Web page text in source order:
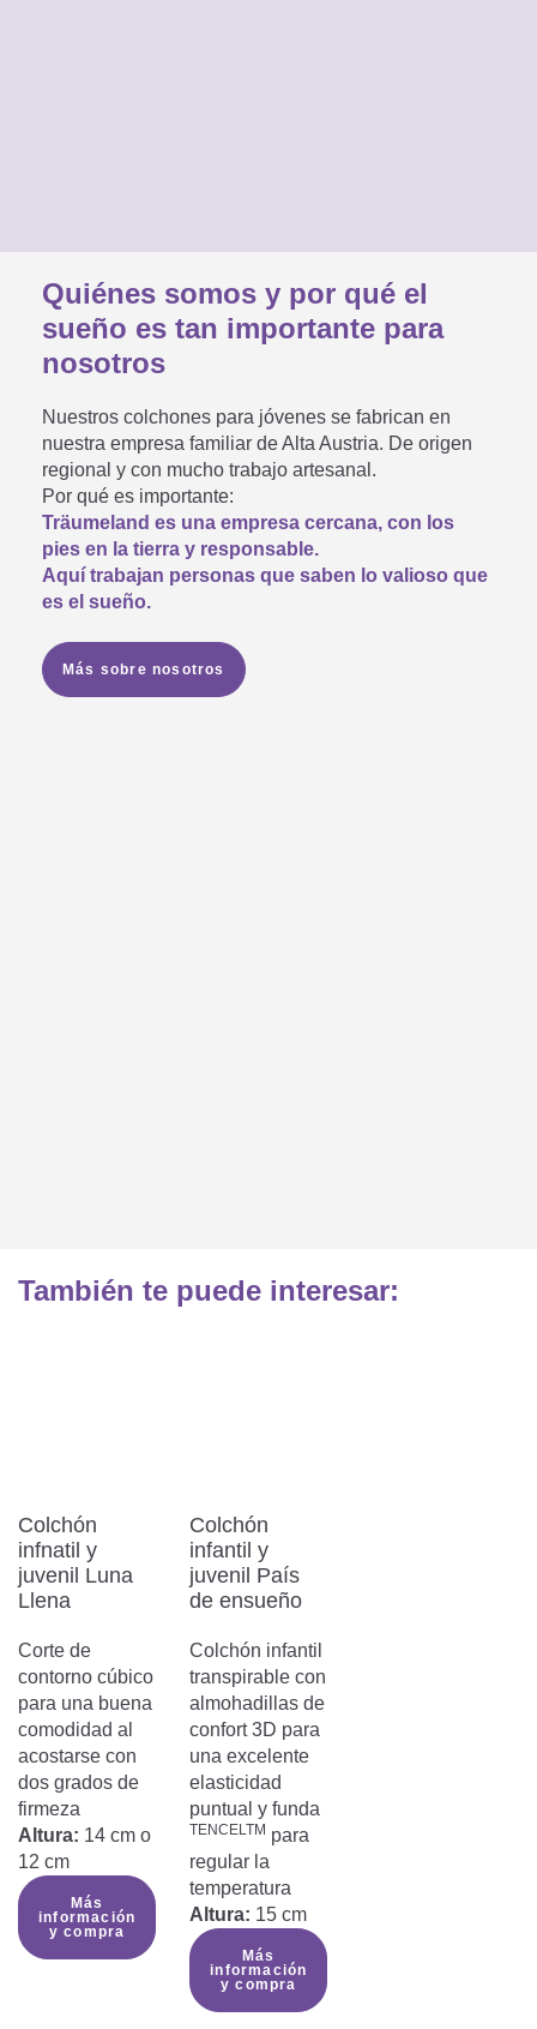
Quiénes somos y por qué el
sueño es tan importante para
nosotros
Nuestros colchones para jóvenes se fabrican en
nuestra empresa familiar de Alta Austria. De origen
regional y con mucho trabajo artesanal.
Por qué es importante:
Träumeland es una empresa cercana, con los
pies en la tierra y responsable.
Aquí trabajan personas que saben lo valioso que
es el sueño.
Más sobre nosotros
También te puede interesar:
Colchón
infnatil y
juvenil Luna
Llena
Corte de
contorno cúbico
para una buena
comodidad al
acostarse con
dos grados de
firmeza
Altura: 14 cm o
12 cm
Más
información
y compra
Colchón
infantil y
juvenil País
de ensueño
Colchón infantil
transpirable con
almohadillas de
confort 3D para
una excelente
elasticidad
puntual y funda
TENCELTM para
regular la
temperatura
Altura: 15 cm
Más
información
y compra